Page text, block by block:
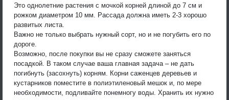
Это однолетние растения с мочкой корней длиной до 7 см и
рожком диаметром 10 мм. Рассада должна иметь 2-3 хорошо
развитых листа.
Важно не только выбрать нужный сорт, но и не погубить его по
дороге.
Возможно, после покупки вы не сразу сможете заняться
посадкой. В таком случае ваша главная задача – не дать
погибнуть (засохнуть) корням. Корни саженцев деревьев и
кустарников поместите в полиэтиленовый мешок и, по мере
необходимости, подливайте понемногу воды. Хранить их нужно